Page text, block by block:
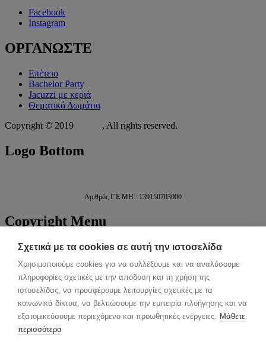
Facebook
Instagram
ΟΡΓΑΝΩΣΤΕ
Επέτειο
Bachelor Party
Jacuzzi με κεριά
Θεματικά Δωμάτια
Copyright © 2019
, All rights reserved.
Logo Bottom
Αριθμός Γ.Ε.ΜΗ.: 139150703000
Copyright Menu
ΑΡΧΙΚΗ
ΓΛΥΦΑΔΑ
ΧΑΪΔΑΡΙ
ΗΜΙΔΙΑΜΟΝΗ
ΥΠΗΡΕΣΙΕΣ
ΤΙΜΟΚΑΤΑΛΟΓΟΣ
ΕΠΙΚΟΙΝΩΝΙΑ
Σχετικά με τα cookies σε αυτή την ιστοσελίδα
Χρησιμοποιούμε cookies για να συλλέξουμε και να αναλύσουμε
πληροφορίες σχετικές με την απόδοση και τη χρήση της
ιστοσελίδας, να προσφέρουμε λειτουργίες σχετικές με τα
κοινωνικά δίκτυα, να βελτιώσουμε την εμπειρία πλοήγησης και να
εξατομικεύσουμε περιεχόμενο και προωθητικές ενέργειες. Μάθετε
περισσότερα